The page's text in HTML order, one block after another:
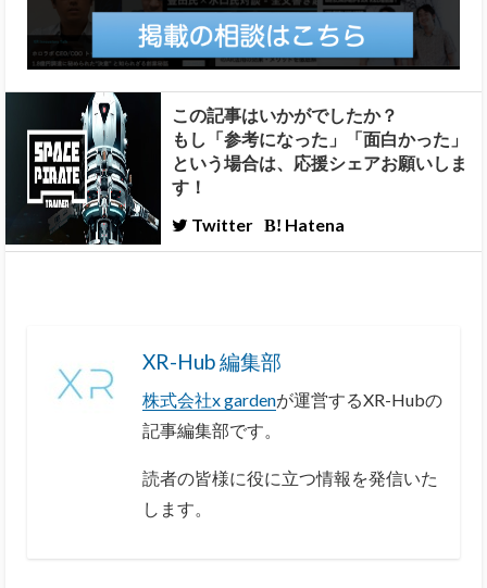
この記事はいかがでしたか？
もし「参考になった」「面白かった」
という場合は、応援シェアお願いしま
す！
Twitter
Hatena
XR-Hub 編集部
株式会社x gardenが運営するXR-Hubの
記事編集部です。
読者の皆様に役に立つ情報を発信いた
します。